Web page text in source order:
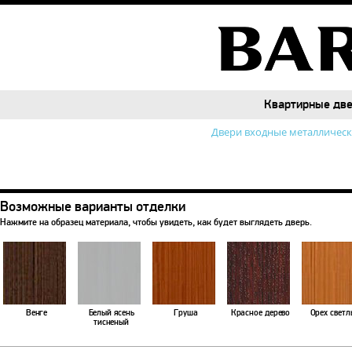
Квартирные
Квартирные
Двери входные
Возможные варианты отделки
Нажмите на образец материала, чтобы увидеть, как будет выглядеть дверь.
Венге
Белый ясень
тисненый
Груша Красное дерево Орех